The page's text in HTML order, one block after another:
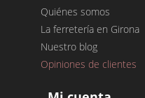
Quiénes somos
La ferretería en Girona
Nuestro blog
Opiniones de clientes